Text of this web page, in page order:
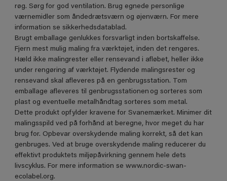
røg. Sørg for god ventilation. Brug egnede personlige
værnemidler som åndedrætsværn og øjenværn. For mere
information se sikkerhedsdatablad.
Brugt emballage genlukkes forsvarligt inden bortskaffelse.
Fjern mest mulig maling fra værktøjet, inden det rengøres.
Hæld ikke malingrester eller rensevand i afløbet, heller ikke
under rengøring af værktøjet. Flydende malingsrester og
rensevand skal afleveres på en genbrugsstation. Tom
emballage afleveres til genbrugsstationen og sorteres som
plast og eventuelle metalhåndtag sorteres som metal.
Dette produkt opfylder kravene for Svanemærket. Minimer dit
malingsspild ved på forhånd at beregne, hvor meget du har
brug for. Opbevar overskydende maling korrekt, så det kan
genbruges. Ved at bruge overskydende maling reducerer du
effektivt produktets miljøpåvirkning gennem hele dets
livscyklus. For mere information se www.nordic-swan-
ecolabel.org.